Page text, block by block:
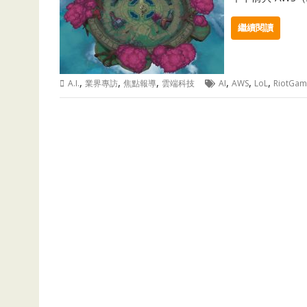
繼續閱讀
A.I., 業界專訪, 焦點報導, 雲端科技 AI, AWS, LoL,